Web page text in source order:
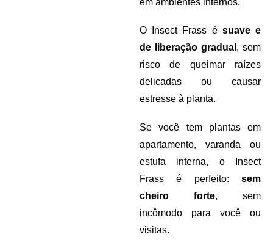
O Insect Frass é suave e
de liberação gradual , sem
risco de queimar raízes
delicadas ou causar
estresse à planta.
Se você tem plantas em
apartamento, varanda ou
estufa interna, o Insect
Frass é perfeito: sem
cheiro forte, sem
incômodo para você ou
visitas.